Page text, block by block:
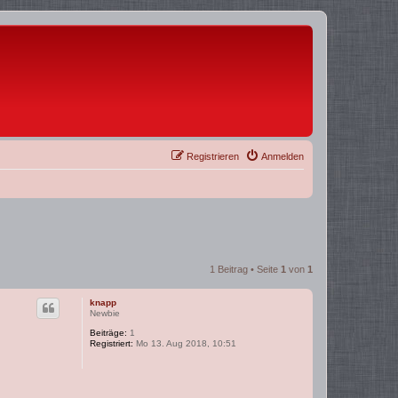
Anmelden
Registrieren
1 Beitrag • Seite 1 von 1
knapp
Newbie
Beiträge: 1
Registriert: Mo 13. Aug 2018, 10:51